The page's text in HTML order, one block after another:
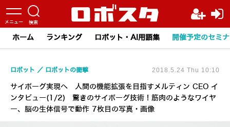
ホーム ランキング ロボット・AI用語集 開催予定のセミ
サイボーグ実現へ 人間の機能拡張を目指すメルティン CEO イ
ンタビュー(1/2) 驚きのサイボーグ技術！筋肉のようなワイヤ
ー、脳の生体信号で動作 7枚目の写真・画像
ロボット ロボットの衝撃 2018.5.24 Thu 10:10